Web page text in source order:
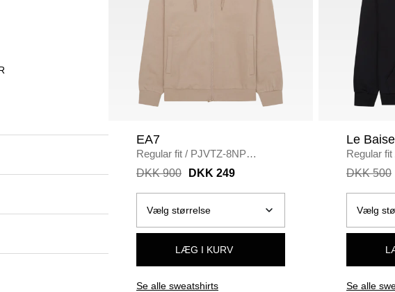
EA7
Regular fit / PJVTZ-8NP
Sweatshirt
/ SAND
DKK 900 DKK 249
LÆG I KURV
Se alle sweatshirts
Le
Regular fit
BLACK
DKK 500
Se alle